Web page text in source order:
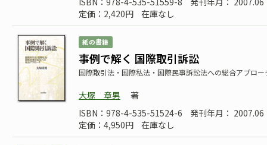
定価：2,420円
在庫なし
紙の書籍
事例で解く 国際取引訴訟
国際取引法・国際私法・国際民事訴訟法への総合アプロー
大塚 章男
著
ISBN：978-4-535-51524-6
発刊年月： 2007.06
定価：4,950円
在庫なし